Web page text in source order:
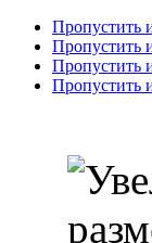
Пропустить
Пропустить
Пропустить
Пропустить